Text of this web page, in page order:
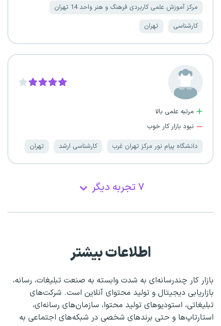
مرکز آموزش علمی کاربردی فرهنگ و هنر واحد 14 تهران
کارشناسی
تهران
مرتبه علمی بالا
نبود بازار کار خوب
دانشگاه پیام نور مرکز تهران غرب
کارشناسی ارشد تهران
۷ تجربه دیگر
اطلاعات بیشتر
بازار کار چندرسانه‌ای به شدت وابسته به صنعت تبلیغات، رسانه،
بازاریابی دیجیتال و تولید محتوای آنلاین است. شرکت‌های
تبلیغاتی، استودیوهای تولید محتوا، سازمان‌های رسانه‌ای،
استارتاپ‌ها و حتی برندهای شخصی در شبکه‌های اجتماعی به